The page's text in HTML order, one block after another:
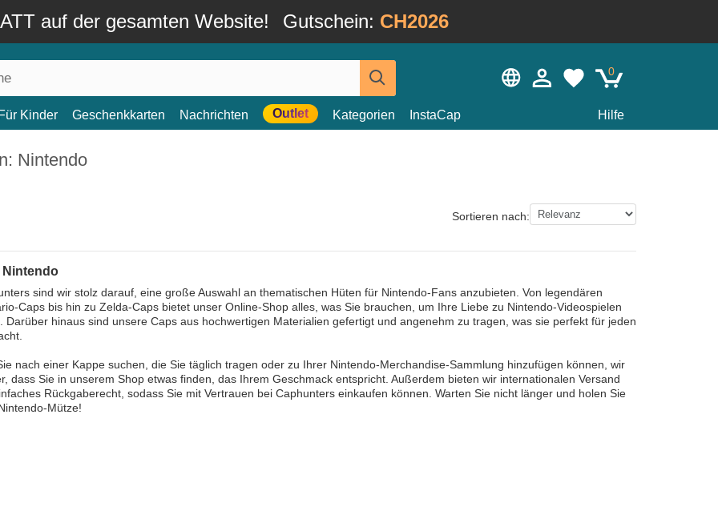
auf der gesamten Website! Gutschein: CH2026
0
Für Kinder Geschenkkarten Nachrichten Outlet Kategorien InstaCap Hilfe
Nintendo
Sortieren nach:
Nintendo
sind wir stolz darauf, eine große Auswahl an thematischen Hüten für Nintendo-Fans anzubieten. Von legendären
Caps bis hin zu Zelda-Caps bietet unser Online-Shop alles, was Sie brauchen, um Ihre Liebe zu Nintendo-Videospielen
Darüber hinaus sind unsere Caps aus hochwertigen Materialien gefertigt und angenehm zu tragen, was sie perfekt für jeden
nach einer Kappe suchen, die Sie täglich tragen oder zu Ihrer Nintendo-Merchandise-Sammlung hinzufügen können, wir
dass Sie in unserem Shop etwas finden, das Ihrem Geschmack entspricht. Außerdem bieten wir internationalen Versand
Rückgaberecht, sodass Sie mit Vertrauen bei Caphunters einkaufen können. Warten Sie nicht länger und holen Sie
Mütze!